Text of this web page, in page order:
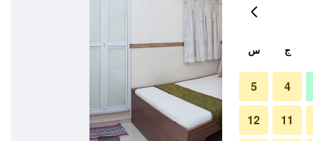
ج س
4
5
11
12